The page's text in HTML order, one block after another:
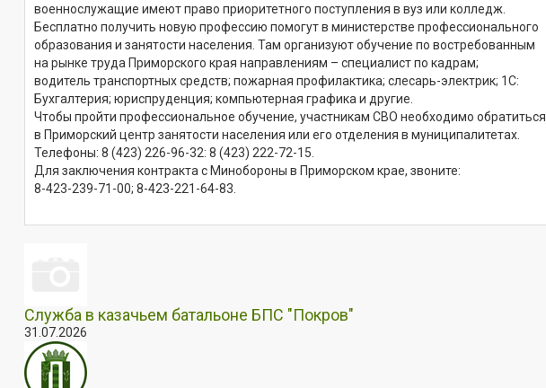
военнослужащие имеют право приоритетного поступления в вуз или колледж.
Бесплатно получить новую профессию помогут в министерстве профессионального
образования и занятости населения. Там организуют обучение по востребованным
на рынке труда Приморского края направлениям – специалист по кадрам;
водитель транспортных средств; пожарная профилактика; слесарь-электрик; 1С:
Бухгалтерия; юриспруденция; компьютерная графика и другие.
Чтобы пройти профессиональное обучение, участникам СВО необходимо обратиться
в Приморский центр занятости населения или его отделения в муниципалитетах.
Телефоны: 8 (423) 226-96-32: 8 (423) 222-72-15.
Для заключения контракта с Минобороны в Приморском крае, звоните:
8-423-239-71-00; 8-423-221-64-83.
Служба в казачьем батальоне БПС "Покров"
31.07.2026